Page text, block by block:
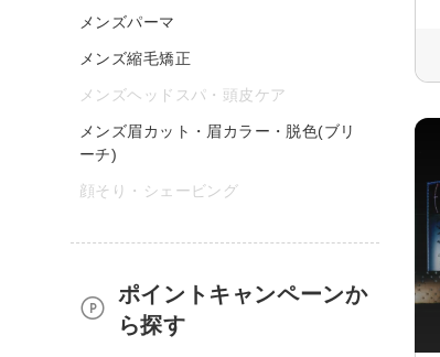
メンズパーマ
メンズ縮毛矯正
メンズヘッドスパ・頭皮ケア
メンズ眉カット・眉カラー・脱色(ブリ
ーチ)
顔そり・シェービング
ポイントキャンペーンか
ら探す